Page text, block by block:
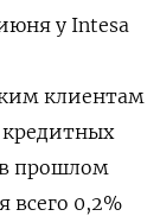
у Intesa
клиентам
кредитных
прошлом
всего 0,2%